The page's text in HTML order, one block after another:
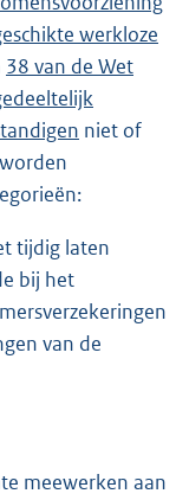
werkloze
38 van de Wet
niet of
tijdig laten
bij het
van de
meewerken aan